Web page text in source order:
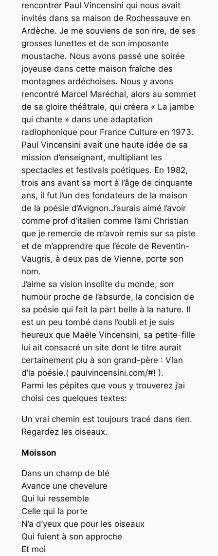
rencontrer Paul Vincensini qui nous avait
invités dans sa maison de Rochessauve en
Ardèche. Je me souviens de son rire, de ses
grosses lunettes et de son imposante
moustache. Nous avons passé une soirée
joyeuse dans cette maison fraîche des
montagnes ardéchoises. Nous y avons
rencontré Marcel Maréchal, alors au sommet
de sa gloire théâtrale, qui créera « La jambe
qui chante » dans une adaptation
radiophonique pour France Culture en 1973.
Paul Vincensini avait une haute idée de sa
mission d’enseignant, multipliant les
spectacles et festivals poétiques. En 1982,
trois ans avant sa mort à l’âge de cinquante
ans, il fut l’un des fondateurs de la maison
de la poésie d’Avignon.J’aurais aimé l’avoir
comme prof d’italien comme l’ami Christian
que je remercie de m’avoir remis sur sa piste
et de m’apprendre que l’école de Reventin-
Vaugris, à deux pas de Vienne, porte son
nom.
J’aime sa vision insolite du monde, son
humour proche de l’absurde, la concision de
sa poésie qui fait la part belle à la nature. Il
est un peu tombé dans l’oubli et je suis
heureux que Maële Vincensini, sa petite-fille
lui ait consacré un site dont le titre aurait
certainement plu à son grand-père : Vlan
d’la poésie.( paulvincensini.com/#! ).
Parmi les pépites que vous y trouverez j’ai
choisi ces quelques textes:
Un vrai chemin est toujours tracé dans rien.
Regardez les oiseaux.
Moisson
Dans un champ de blé
Avance une chevelure
Qui lui ressemble
Celle qui la porte
N’a d’yeux que pour les oiseaux
Qui fuient à son approche
Et moi